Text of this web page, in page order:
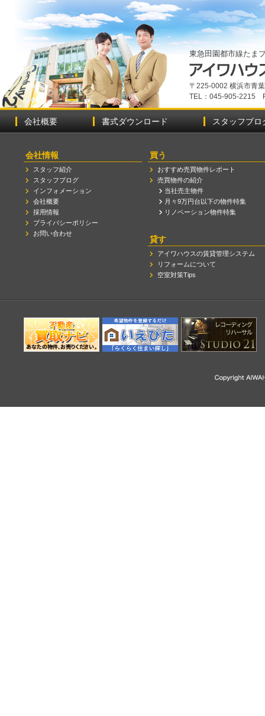
東急田園都市線たま
〒225-0002 横浜市青
TEL：045-905-2215
会社概要 書式ダウンロード スタッフブロ
会社情報
スタッフ紹介
スタッフブログ
インフォメーション
会社概要
採用情報
プライバシーポリシー
お問い合わせ
買う
おすすめ売買物件レポート
売買物件の紹介
当社売主物件
月々9万円台以下の物件特集
リノベーション物件特集
貸す
アイワハウスの賃貸管理システム
リフォームについて
空室対策Tips